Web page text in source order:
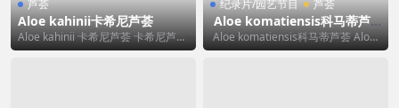
芦荟
Aloe kahinii卡希尼芦荟
Aloe kahinii 卡希尼芦荟 卡希尼芦荟
（Aloe kahinii）“k...
纪录片/园艺节目 芦荟
Aloe komatiensis科马蒂芦
荟
Aloe komatiensis科马蒂芦荟 Aloe
komatiensis ...